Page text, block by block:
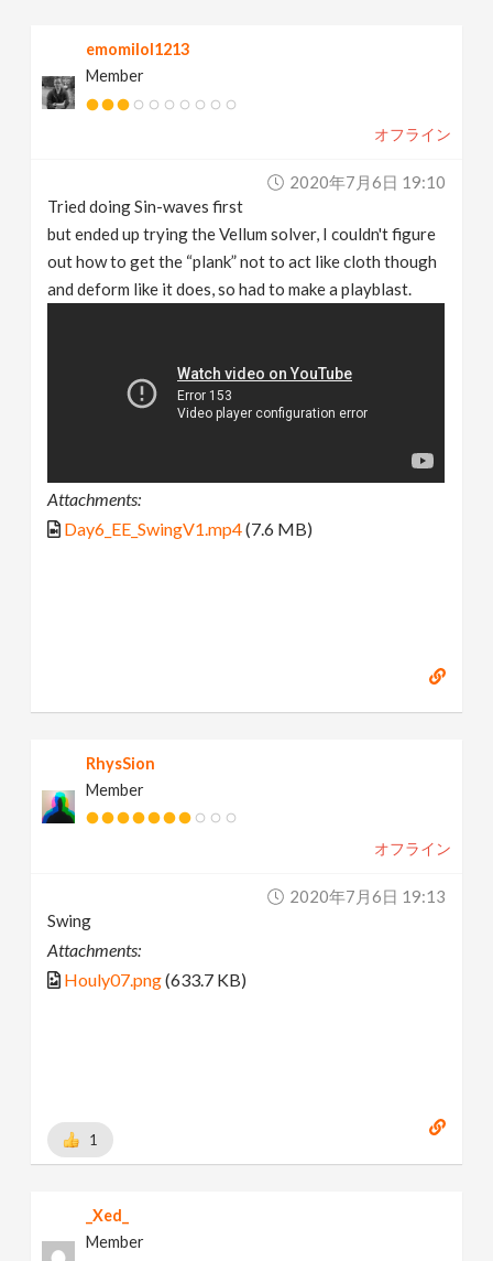
emomilol1213
Member
オフライン
2020年7月6日 19:10
Tried doing Sin-waves first
but ended up trying the Vellum solver, I couldn't figure
out how to get the “plank” not to act like cloth though
and deform like it does, so had to make a playblast.
Attachments:
Day6_EE_SwingV1.mp4(7.6 MB)
RhysSion
Member
オフライン
2020年7月6日 19:13
Swing
Attachments:
Houly07.png(633.7 KB)
1
_Xed_
Member